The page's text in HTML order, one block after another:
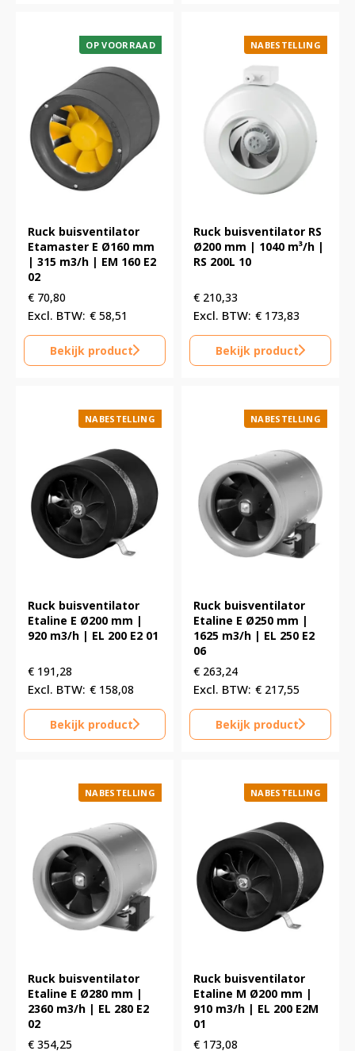
OP VOORRAAD
Ruck buisventilator
Etamaster E Ø160 mm
| 315 m3/h | EM 160 E2
02
€ 70,80
€ 58,51
Bekijk product
NABESTELLING
Ruck buisventilator RS
Ø200 mm | 1040 m³/h |
RS 200L 10
€ 210,33
€ 173,83
Bekijk product
NABESTELLING
Ruck buisventilator
Etaline E Ø200 mm |
920 m3/h | EL 200 E2 01
€ 191,28
€ 158,08
Bekijk product
NABESTELLING
Ruck buisventilator
Etaline E Ø250 mm |
1625 m3/h | EL 250 E2
06
€ 263,24
€ 217,55
Bekijk product
NABESTELLING
Ruck buisventilator
Etaline E Ø280 mm |
2360 m3/h | EL 280 E2
02
€ 354,25
NABESTELLING
Ruck buisventilator
Etaline M Ø200 mm |
910 m3/h | EL 200 E2M
01
€ 173,08